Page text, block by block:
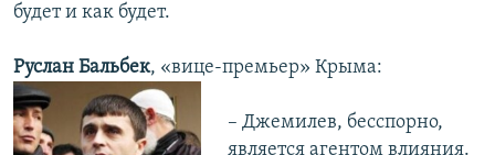
будет и как будет.
Руслан Бальбек, «вице-премьер» Крыма:
– Джемилев, бесспорно,
является агентом влияния.